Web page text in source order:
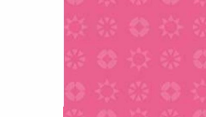
Nike
New Balance
Salomon